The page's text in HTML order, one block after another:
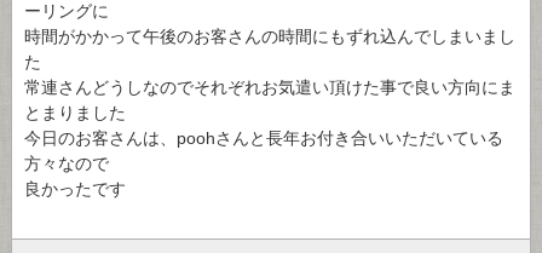
ーリングに
時間がかかって午後のお客さんの時間にもずれ込んでしまいまし
た
常連さんどうしなのでそれぞれお気遣い頂けた事で良い方向にま
とまりました
今日のお客さんは、poohさんと長年お付き合いいただいている
方々なので
良かったです